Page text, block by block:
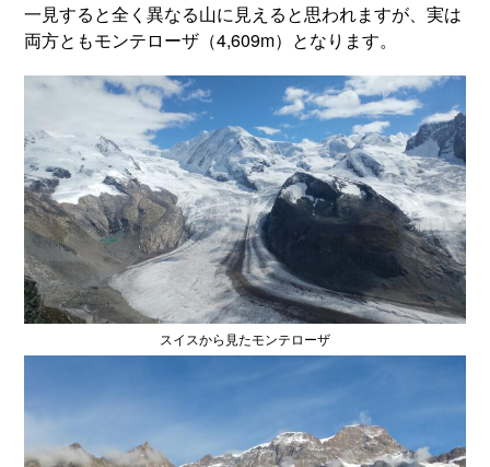
一見すると全く異なる山に見えると思われますが、実は
両方ともモンテローザ（4,609m）となります。
スイスから見たモンテローザ